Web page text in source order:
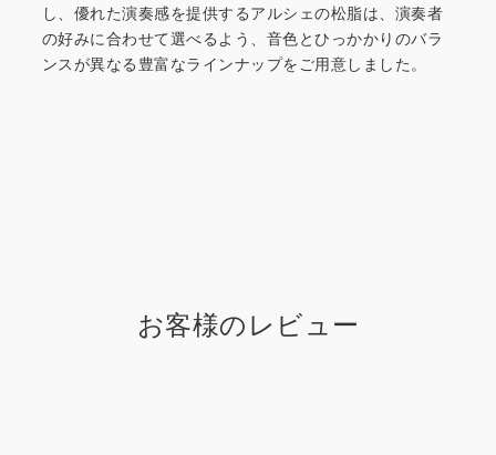
し、優れた演奏感を提供するアルシェの松脂は、演奏者
の好みに合わせて選べるよう、音色とひっかかりのバラ
ンスが異なる豊富なラインナップをご用意しました。
お客様のレビュー